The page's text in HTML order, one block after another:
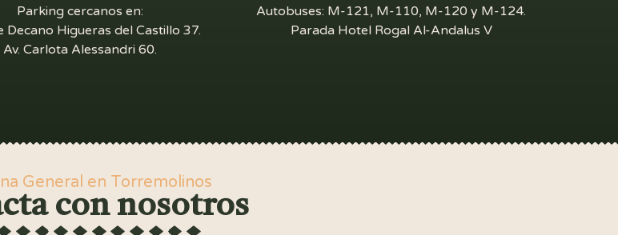
Parking cercanos en:
Decano Higueras del Castillo 37.
Av. Carlota Alessandri 60.
Autobuses: M-121, M-110, M-120 y M-124.
Parada Hotel Rogal Al-Andalus V
General en Torremolinos
con nosotros